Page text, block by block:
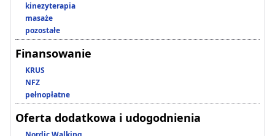
kinezyterapia
masaże
pozostałe
Finansowanie
KRUS
NFZ
pełnopłatne
Oferta dodatkowa i udogodnienia